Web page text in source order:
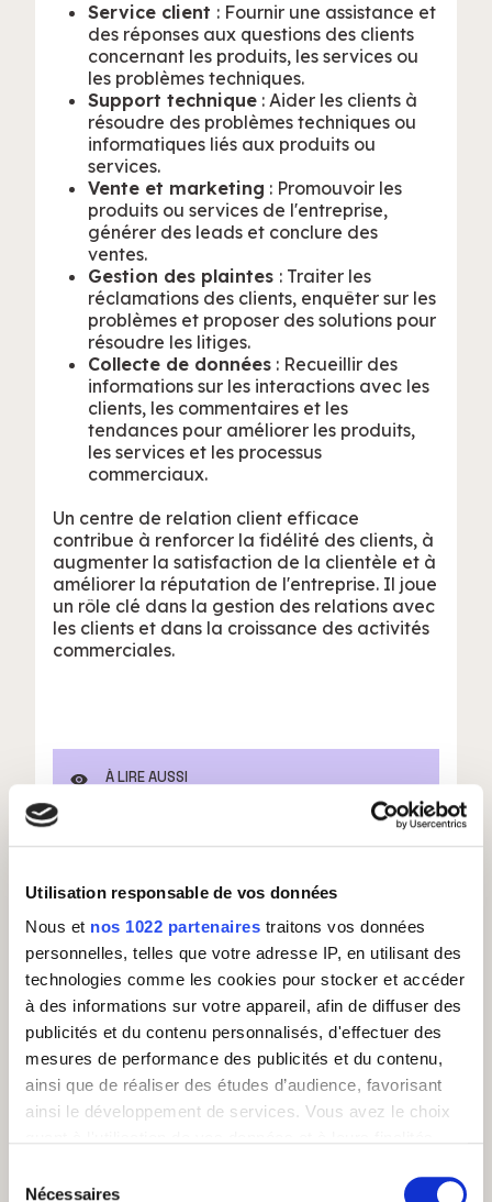
Utilisation responsable de vos données
Nous et nos 1022 partenaires traitons vos données
personnelles, telles que votre adresse IP, en utilisant des
technologies comme les cookies pour stocker et accéder
à des informations sur votre appareil, afin de diffuser des
publicités et du contenu personnalisés, d'effectuer des
mesures de performance des publicités et du contenu,
ainsi que de réaliser des études d’audience, favorisant
ainsi le développement de services. Vous avez le choix
tout moment en consultant la Déclaration relative aux
Nécessaires
Service client : Fournir une assistance et
des réponses aux questions des clients
concernant les produits, les services ou
les problèmes techniques.
Support technique : Aider les clients à
résoudre des problèmes techniques ou
informatiques liés aux produits ou
services.
Vente et marketing : Promouvoir les
produits ou services de l'entreprise,
générer des leads et conclure des
ventes.
Gestion des plaintes : Traiter les
réclamations des clients, enquêter sur les
problèmes et proposer des solutions pour
résoudre les litiges.
Collecte de données : Recueillir des
informations sur les interactions avec les
clients, les commentaires et les
tendances pour améliorer les produits,
les services et les processus
commerciaux.
Un centre de relation client efficace
contribue à renforcer la fidélité des clients, à
augmenter la satisfaction de la clientèle et à
améliorer la réputation de l'entreprise. Il joue
un rôle clé dans la gestion des relations avec
les clients et dans la croissance des activités
commerciales.
À LIRE AUSSI
Qu'est ce qu'un centre d'appels ?
VENTES ET SERVICE CLIENT EXTERNALISÉS,
BUSINESS BOOSTÉ !